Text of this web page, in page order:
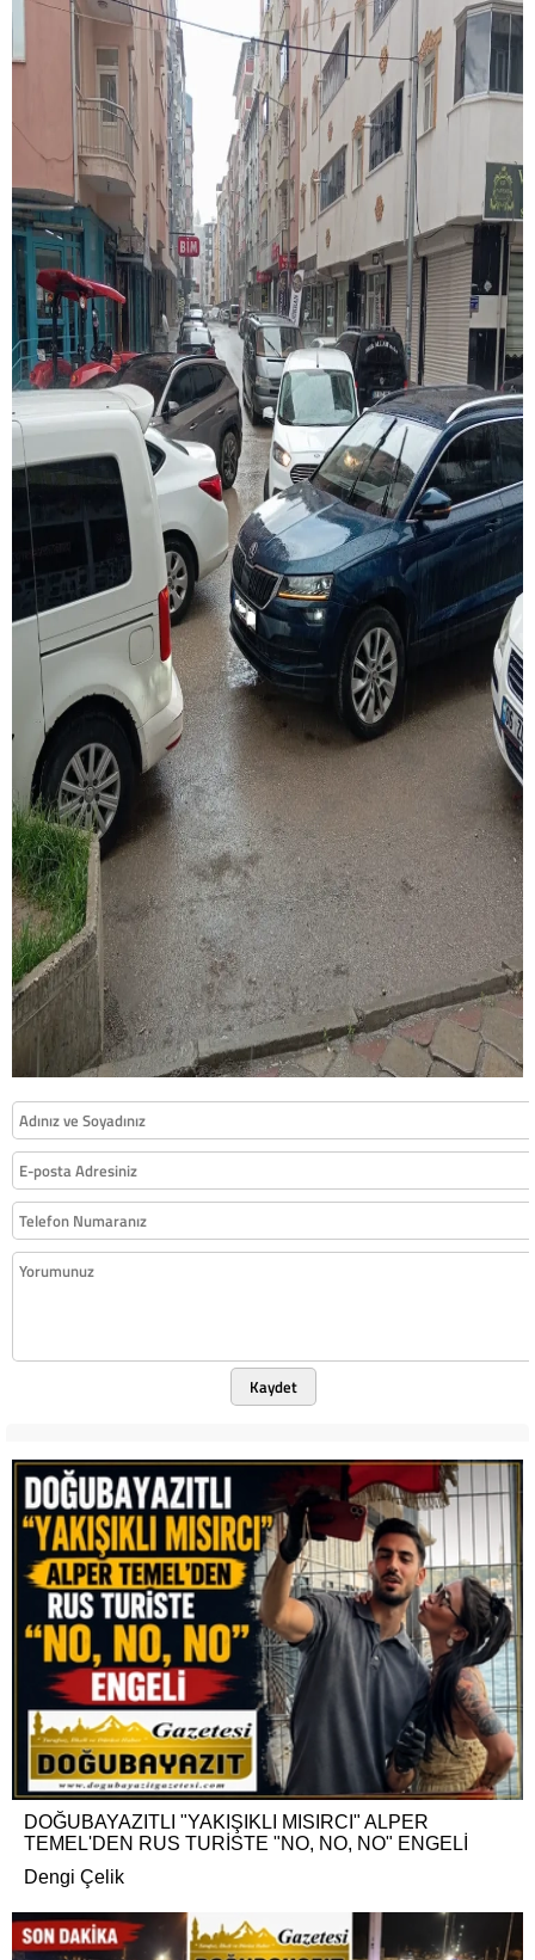
Kaydet
DOĞUBAYAZITLI "YAKIŞIKLI MISIRCI" ALPER
TEMEL'DEN RUS TURİSTE "NO, NO, NO" ENGELİ
Dengi Çelik